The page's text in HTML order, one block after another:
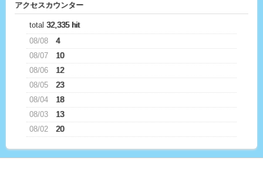
アクセスカウンター
total 32,335 hit
08/08
4
08/07
10
08/06
12
08/05
23
08/04
18
08/03
13
08/02
20